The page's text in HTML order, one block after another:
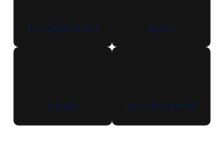
ESTACIONAMENTO BERÇO
PISCINA SALA DE EVENTOS